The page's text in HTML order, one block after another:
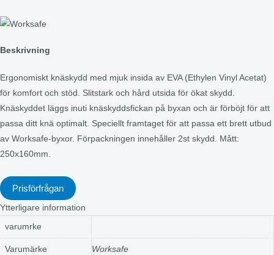
Beskrivning
Ergonomiskt knäskydd med mjuk insida av EVA (Ethylen Vinyl Acetat)
för komfort och stöd. Slitstark och hård utsida för ökat skydd.
Knäskyddet läggs inuti knäskyddsfickan på byxan och är förböjt för att
passa ditt knä optimalt. Speciellt framtaget för att passa ett brett utbud
av Worksafe-byxor. Förpackningen innehåller 2st skydd. Mått:
250x160mm.
Prisförfrågan
Ytterligare information
varumrke
Varumärke Worksafe